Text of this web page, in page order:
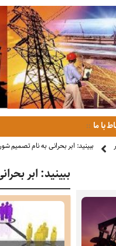
با ما
ببینید: ابر بحرانی به نام تصمیم
ببینید: ابر